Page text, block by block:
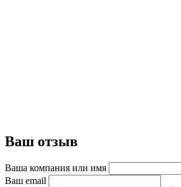
Ваш отзыв
Ваша компания или имя
Ваш email